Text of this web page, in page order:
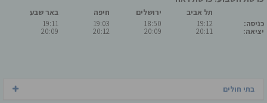
כניסה:
יציאה:
תל אביב
19:12
20:11
ירושלים
18:50
20:09
חיפה
19:03
20:12
באר שבע
19:11
20:09
בתי חולים